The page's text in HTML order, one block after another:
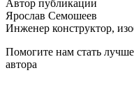
Автор публикации
Ярослав Семошеев
Инженер конструктор,
Помогите нам стать
автора